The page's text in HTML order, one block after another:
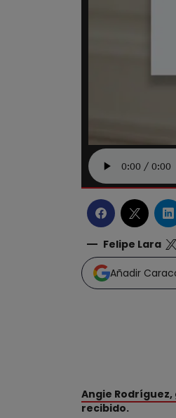
Felipe Lara
Añadir
Angie
recibido.